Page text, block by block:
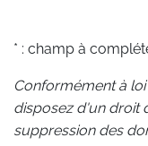
* : champ à
Conformément à
disposez d'un droit
suppression des